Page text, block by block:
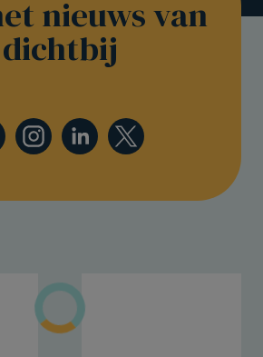
nieuws van
dichtbij